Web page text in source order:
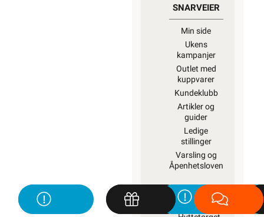
SNARVEIER
Min side
Ukens
kampanjer
Outlet med
kuppvarer
Kundeklubb
Artikler og
guider
Ledige
stillinger
Varsling og
Åpenhetsloven
ROM / TEMA